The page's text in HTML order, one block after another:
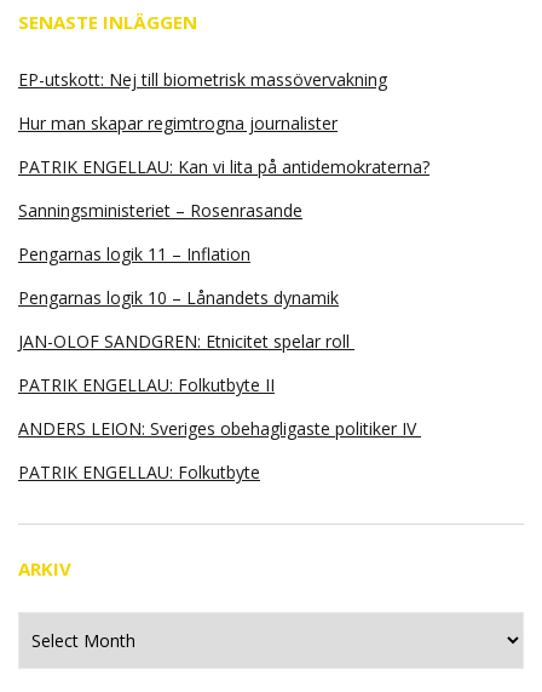
SENASTE INLÄGGEN
EP-utskott: Nej till biometrisk massövervakning
Hur man skapar regimtrogna journalister
PATRIK ENGELLAU: Kan vi lita på antidemokraterna?
Sanningsministeriet – Rosenrasande
Pengarnas logik 11 – Inflation
Pengarnas logik 10 – Lånandets dynamik
JAN-OLOF SANDGREN: Etnicitet spelar roll
PATRIK ENGELLAU: Folkutbyte II
ANDERS LEION: Sveriges obehagligaste politiker IV
PATRIK ENGELLAU: Folkutbyte
ARKIV